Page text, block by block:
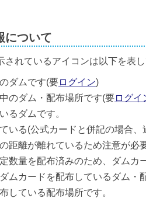
について
れているアイコンは以下を表し
ダムです(要ログイン)
のダム・配布場所です(要ログイ
るダムです。
いる(公式カードと併記の場合、
距離が離れているため注意が
数量を配布済みのため、ダムカ
ムカードを配布しているダム・
している配布場所です。